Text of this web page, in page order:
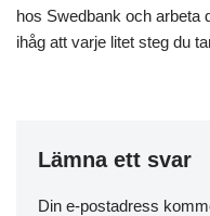
hos Swedbank och arbeta
ihåg att varje litet steg du
Lämna ett svar
Din e-postadress